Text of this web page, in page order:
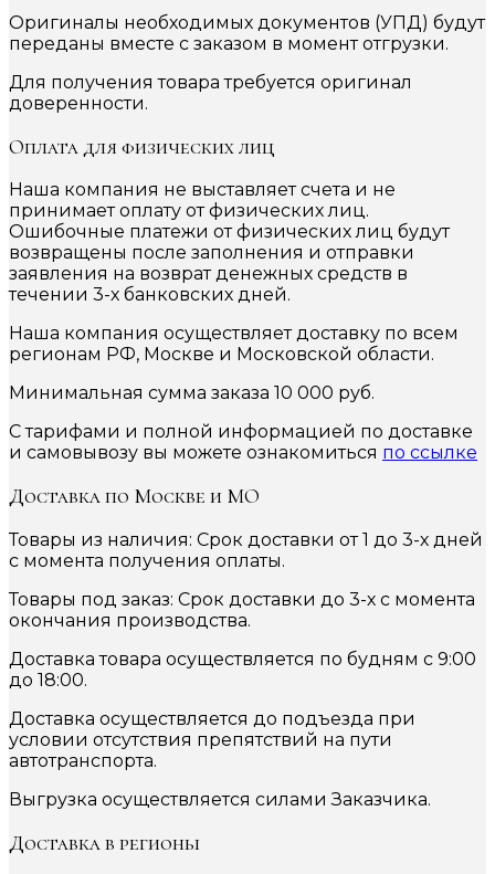
Оригиналы необходимых документов (УПД) будут
переданы вместе с заказом в момент отгрузки.
Для получения товара требуется оригинал
доверенности.
Оплата для физических лиц
Наша компания не выставляет счета и не
принимает оплату от физических лиц.
Ошибочные платежи от физических лиц будут
возвращены после заполнения и отправки
заявления на возврат денежных средств в
течении 3-х банковских дней.
Наша компания осуществляет доставку по всем
регионам РФ, Москве и Московской области.
Минимальная сумма заказа 10 000 руб.
С тарифами и полной информацией по доставке
и самовывозу вы можете ознакомиться по ссылке
Доставка по Москве и МО
Товары из наличия: Срок доставки от 1 до 3-х дней
с момента получения оплаты.
Товары под заказ: Срок доставки до 3-х с момента
окончания производства.
Доставка товара осуществляется по будням с 9:00
до 18:00.
Доставка осуществляется до подъезда при
условии отсутствия препятствий на пути
автотранспорта.
Выгрузка осуществляется силами Заказчика.
Доставка в регионы